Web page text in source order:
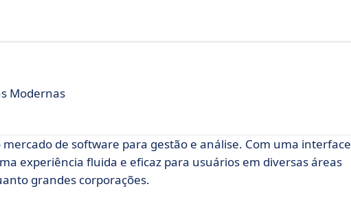
Modernas
de software para gestão e análise. Com uma interface
experiência fluida e eficaz para usuários em diversas áreas
grandes corporações.